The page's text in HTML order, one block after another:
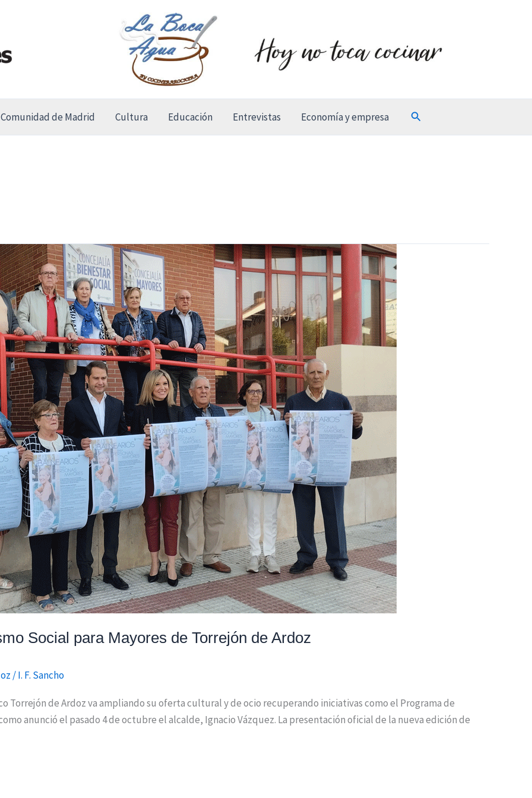
Comunidad de Madrid Cultura Educación Entrevistas Economía y empresa Buscar
Social para Mayores de Torrejón de Ardoz
/I. F. Sancho
Torrejón de Ardoz va ampliando su oferta cultural y de ocio recuperando iniciativas como el Programa de
anunció el pasado 4 de octubre el alcalde, Ignacio Vázquez. La presentación oficial de la nueva edición de